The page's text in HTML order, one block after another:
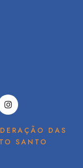
DAS
SANTO